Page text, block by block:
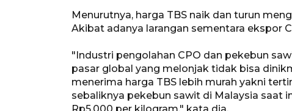
Menurutnya, harga TBS naik dan turun
Akibat adanya larangan sementara ekspor
"Industri pengolahan CPO dan pekebun
pasar global yang melonjak tidak bisa
menerima harga TBS lebih murah yakni
sebaliknya pekebun sawit di Malaysia saat
Rp5.000 per kilogram," kata dia.